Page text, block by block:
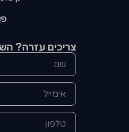
צריכים עזרה?